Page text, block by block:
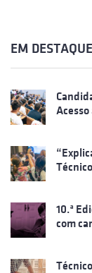
EM DESTAQUE
10.ª
com